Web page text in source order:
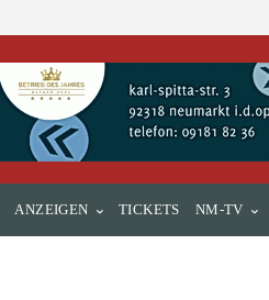
ANZEIGEN TICKETS NM-TV